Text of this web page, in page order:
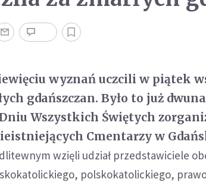
wyznań uczcili w piątek
gdańszczan. Było to już
Wszystkich Świętych
Cmentarzy w
wzięli udział przedstawiciele
polskokatolickiego,